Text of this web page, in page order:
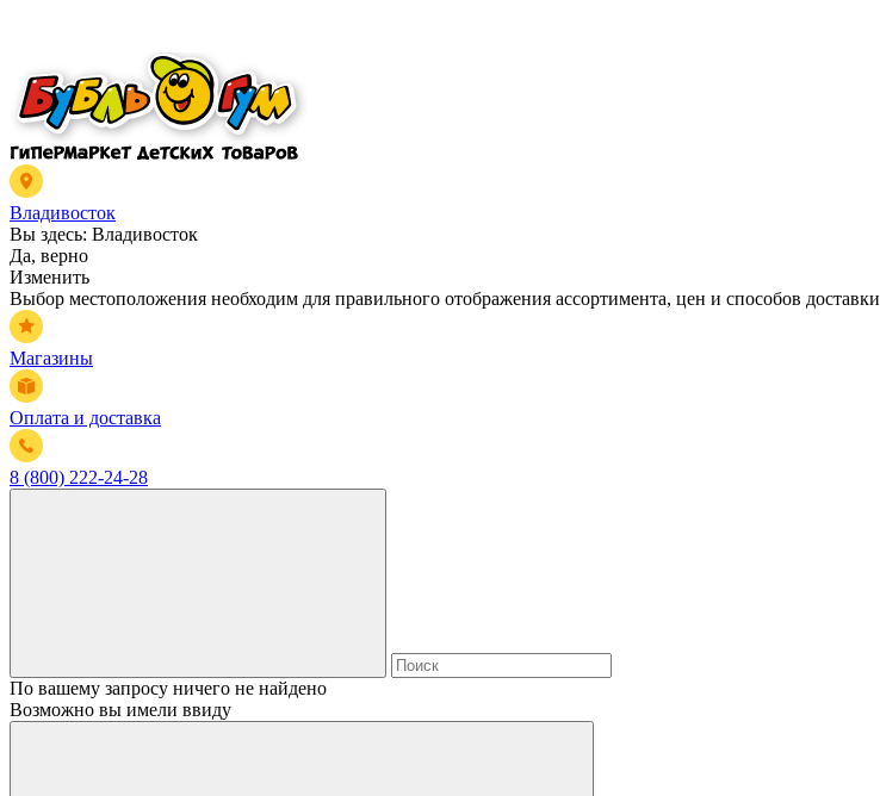
Владивосток
Вы здесь: Владивосток
Да, верно
Изменить
Выбор местоположения необходим для правильного отображения ассортимента, цен и способов доставки
Магазины
Оплата и доставка
8 (800) 222-24-28
По вашему запросу ничего не найдено
Возможно вы имели ввиду